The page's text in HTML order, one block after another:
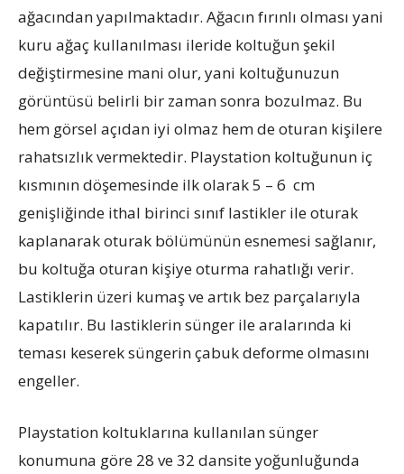
ağacından yapılmaktadır. Ağacın fırınlı olması yani
kuru ağaç kullanılması ileride koltuğun şekil
değiştirmesine mani olur, yani koltuğunuzun
görüntüsü belirli bir zaman sonra bozulmaz. Bu
hem görsel açıdan iyi olmaz hem de oturan kişilere
rahatsızlık vermektedir. Playstation koltuğunun iç
kısmının döşemesinde ilk olarak 5 – 6 cm
genişliğinde ithal birinci sınıf lastikler ile oturak
kaplanarak oturak bölümünün esnemesi sağlanır,
bu koltuğa oturan kişiye oturma rahatlığı verir.
Lastiklerin üzeri kumaş ve artık bez parçalarıyla
kapatılır. Bu lastiklerin sünger ile aralarında ki
teması keserek süngerin çabuk deforme olmasını
engeller.
Playstation koltuklarına kullanılan sünger
konumuna göre 28 ve 32 dansite yoğunluğunda